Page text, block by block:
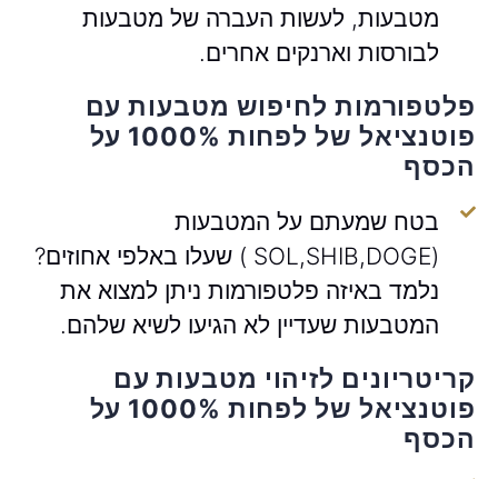
מטבעות, לעשות העברה של מטבעות
לבורסות וארנקים אחרים.
פלטפורמות לחיפוש מטבעות עם
פוטנציאל של לפחות 1000% על
הכסף
בטח שמעתם על המטבעות
(SOL,SHIB,DOGE ) שעלו באלפי אחוזים?
נלמד באיזה פלטפורמות ניתן למצוא את
המטבעות שעדיין לא הגיעו לשיא שלהם.
קריטריונים לזיהוי מטבעות עם
פוטנציאל של לפחות 1000% על
הכסף